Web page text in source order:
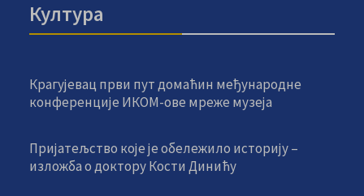
Култура
Крагујевац први пут домаћин међународне
конференције ИКОМ-ове мреже музеја
Пријатељство које је обележило историју –
изложба о доктору Кости Динићу